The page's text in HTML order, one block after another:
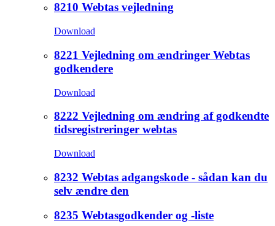
8210 Webtas vejledning
Download
8221 Vejledning om ændringer Webtas
godkendere
Download
8222 Vejledning om ændring af godkendte
tidsregistreringer webtas
Download
8232 Webtas adgangskode - sådan kan du
selv ændre den
8235 Webtasgodkender og -liste